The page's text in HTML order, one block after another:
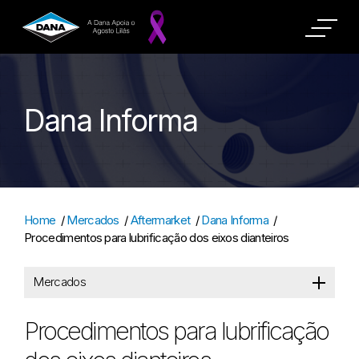
Dana Informa
Home /Mercados /Aftermarket /Dana Informa /
Procedimentos para lubrificação dos eixos dianteiros
Mercados
Procedimentos para lubrificação